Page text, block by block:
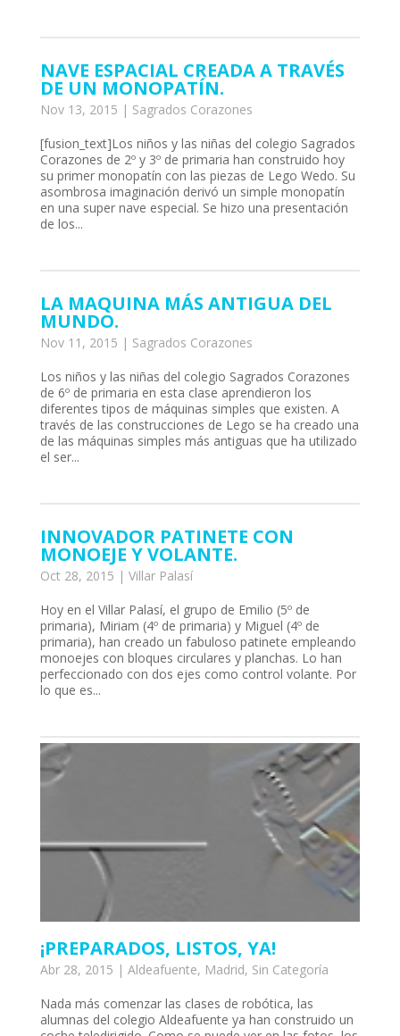
NAVE ESPACIAL CREADA A TRAVÉS
DE UN MONOPATÍN.
Nov 13, 2015 | Sagrados Corazones
[fusion_text]Los niños y las niñas del colegio Sagrados
Corazones de 2º y 3º de primaria han construido hoy
su primer monopatín con las piezas de Lego Wedo. Su
asombrosa imaginación derivó un simple monopatín
en una super nave especial. Se hizo una presentación
de los...
LA MAQUINA MÁS ANTIGUA DEL
MUNDO.
Nov 11, 2015 | Sagrados Corazones
Los niños y las niñas del colegio Sagrados Corazones
de 6º de primaria en esta clase aprendieron los
diferentes tipos de máquinas simples que existen. A
través de las construcciones de Lego se ha creado una
de las máquinas simples más antiguas que ha utilizado
el ser...
INNOVADOR PATINETE CON
MONOEJE Y VOLANTE.
Oct 28, 2015 | Villar Palasí
Hoy en el Villar Palasí, el grupo de Emilio (5º de
primaria), Miriam (4º de primaria) y Miguel (4º de
primaria), han creado un fabuloso patinete empleando
monoejes con bloques circulares y planchas. Lo han
perfeccionado con dos ejes como control volante. Por
lo que es...
¡PREPARADOS, LISTOS, YA!
Abr 28, 2015 | Aldeafuente, Madrid, Sin Categoría
Nada más comenzar las clases de robótica, las
alumnas del colegio Aldeafuente ya han construido un